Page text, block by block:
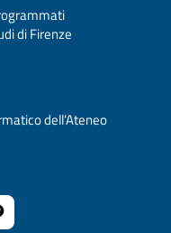
di Firenze
dell’Ateneo